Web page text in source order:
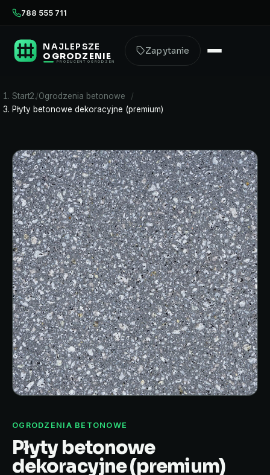
788 555 711
NAJLEPSZE
OGRODZENIE
PRODUCENT OGRODZEŃ
Zapytanie
Start
Ogrodzenia betonowe
Płyty betonowe dekoracyjne (premium)
OGRODZENIA BETONOWE
Płyty betonowe
dekoracyjne (premium)